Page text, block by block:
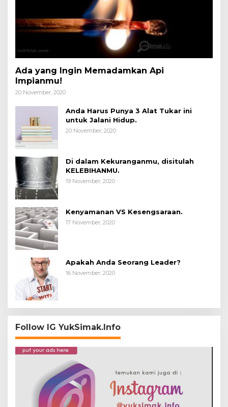
Ada yang Ingin Memadamkan Api
Impianmu!
20 November, 2020
Anda Harus Punya 3 Alat Tukar ini
untuk Jalani Hidup.
20 November, 2020
Di dalam Kekuranganmu, disitulah
KELEBIHANMU.
19 November, 2020
Kenyamanan VS Kesengsaraan.
17 November, 2020
Apakah Anda Seorang Leader?
16 November, 2020
Follow IG YukSimak.Info